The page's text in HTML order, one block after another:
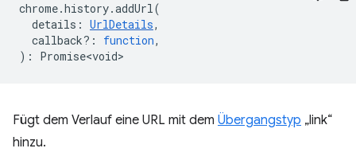
chrome.history.addUrl(
details : UrlDetails,
callback? : function,
) : Promise<void>
Fügt dem Verlauf eine URL mit dem Übergangstyp „link“
hinzu.